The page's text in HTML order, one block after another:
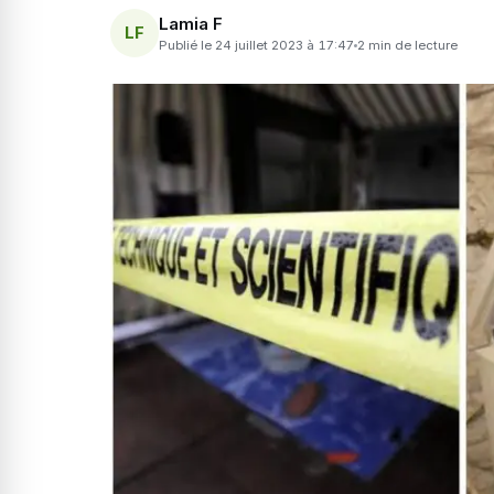
LF Lamia F
Publié le 24 juillet 2023 à 17:47 2 min de lecture